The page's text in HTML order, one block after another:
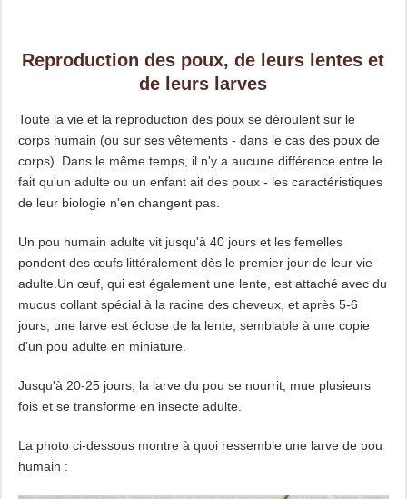
Reproduction des poux, de leurs lentes et
de leurs larves
Toute la vie et la reproduction des poux se déroulent sur le
corps humain (ou sur ses vêtements - dans le cas des poux de
corps). Dans le même temps, il n'y a aucune différence entre le
fait qu'un adulte ou un enfant ait des poux - les caractéristiques
de leur biologie n'en changent pas.
Un pou humain adulte vit jusqu'à 40 jours et les femelles
pondent des œufs littéralement dès le premier jour de leur vie
adulte.Un œuf, qui est également une lente, est attaché avec du
mucus collant spécial à la racine des cheveux, et après 5-6
jours, une larve est éclose de la lente, semblable à une copie
d'un pou adulte en miniature.
Jusqu'à 20-25 jours, la larve du pou se nourrit, mue plusieurs
fois et se transforme en insecte adulte.
La photo ci-dessous montre à quoi ressemble une larve de pou
humain :